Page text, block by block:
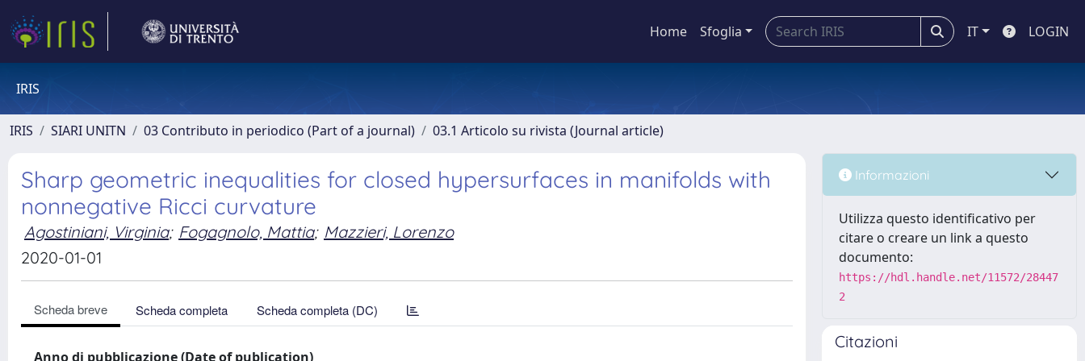
Home Sfoglia IT LOGIN
IRIS
IRIS SIARI UNITN 03 Contributo in periodico (Part of a journal) 03.1 Articolo su rivista (Journal article)
Sharp geometric inequalities for closed hypersurfaces in manifolds with
nonnegative Ricci curvature
Agostiniani, Virginia; Fogagnolo, Mattia; Mazzieri, Lorenzo
2020-01-01
Scheda breve Scheda completa Scheda completa (DC)
Anno di pubblicazione (Date of publication)
Informazioni
Utilizza questo identificativo per
citare o creare un link a questo
documento:
https://hdl.handle.net/11572/28447
2
Citazioni